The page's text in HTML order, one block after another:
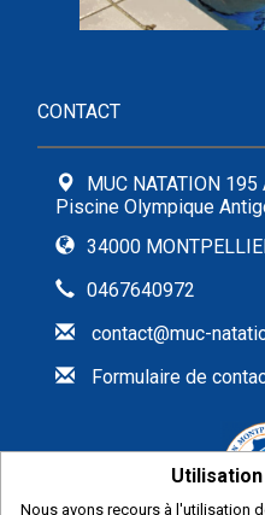
CONTACT
MUC NATATION
Piscine Olympique
34000
0467640972
contact@muc-
Formulaire de
Nous avons recours à l'utilisation